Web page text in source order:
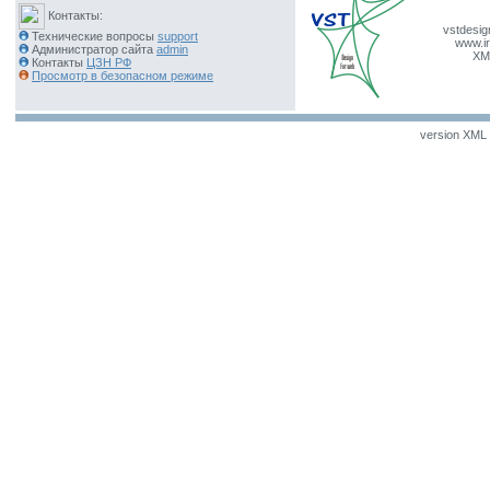
Контакты:
Технические вопросы support
Администратор сайта admin
Контакты ЦЗН РФ
Просмотр в безопасном режиме
version